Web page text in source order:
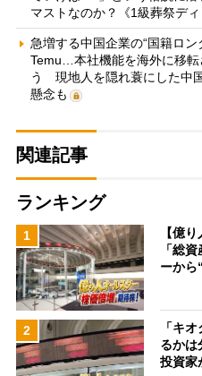
マストなのか？《1級葬祭ディ
急増する中国企業の“国籍ロ
Temu…本社機能を海外に移
う 現地人を隠れ蓑にした中
懸念も
関連記事
ランキング
1
【億
「総
ーか
2
「キ
るかは
投資